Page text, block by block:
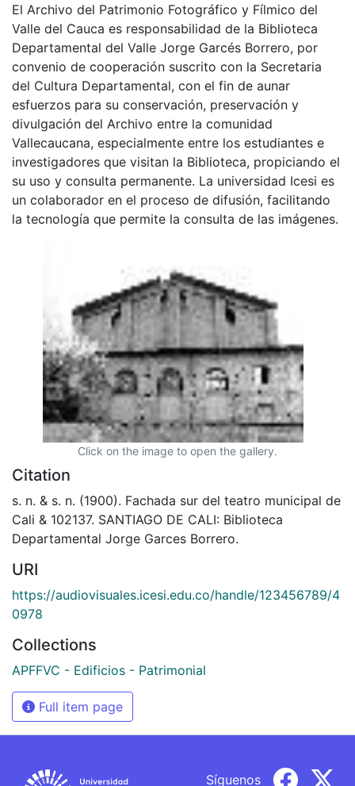
El Archivo del Patrimonio Fotográfico y Fílmico del
Valle del Cauca es responsabilidad de la Biblioteca
Departamental del Valle Jorge Garcés Borrero, por
convenio de cooperación suscrito con la Secretaria
del Cultura Departamental, con el fin de aunar
esfuerzos para su conservación, preservación y
divulgación del Archivo entre la comunidad
Vallecaucana, especialmente entre los estudiantes e
investigadores que visitan la Biblioteca, propiciando el
su uso y consulta permanente. La universidad Icesi es
un colaborador en el proceso de difusión, facilitando
la tecnología que permite la consulta de las imágenes.
Click on the image to open the gallery.
Citation
s. n. & s. n. (1900). Fachada sur del teatro municipal de
Cali & 102137. SANTIAGO DE CALI: Biblioteca
Departamental Jorge Garces Borrero.
URI
https://audiovisuales.icesi.edu.co/handle/123456789/4
0978
Collections
APFFVC - Edificios - Patrimonial
Full item page
Síguenos